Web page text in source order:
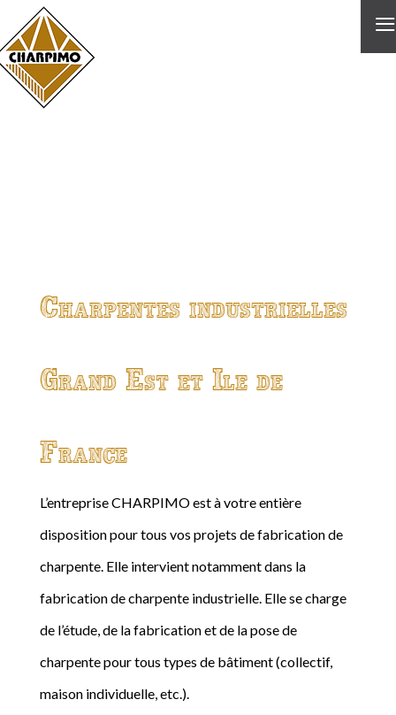
≡
Charpentes industrielles
Grand Est et Ile de
France
L’entreprise CHARPIMO est à votre entière
disposition pour tous vos projets de fabrication de
charpente. Elle intervient notamment dans la
fabrication de charpente industrielle. Elle se charge
de l’étude, de la fabrication et de la pose de
charpente pour tous types de bâtiment (collectif,
maison individuelle, etc.).